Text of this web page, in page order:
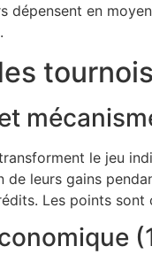
dépensent en
le jeu
leurs gains
Les points